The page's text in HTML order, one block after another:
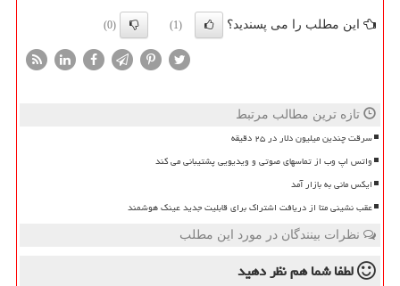
این مطلب را می پسندید؟ (1)
(0)
تازه ترین مطالب مرتبط
سرقت چندین میلیون دلار در ۲۵ دقیقه
واتس اپ وب از تماسهای صوتی و ویدیویی پشتیبانی می کند
ایکس مانی به بازار آمد
عقب نشینی متا از دریافت اشتراک برای قابلیت جدید عینک هوشمند
نظرات بینندگان در مورد این مطلب
لطفا شما همنظر دهید